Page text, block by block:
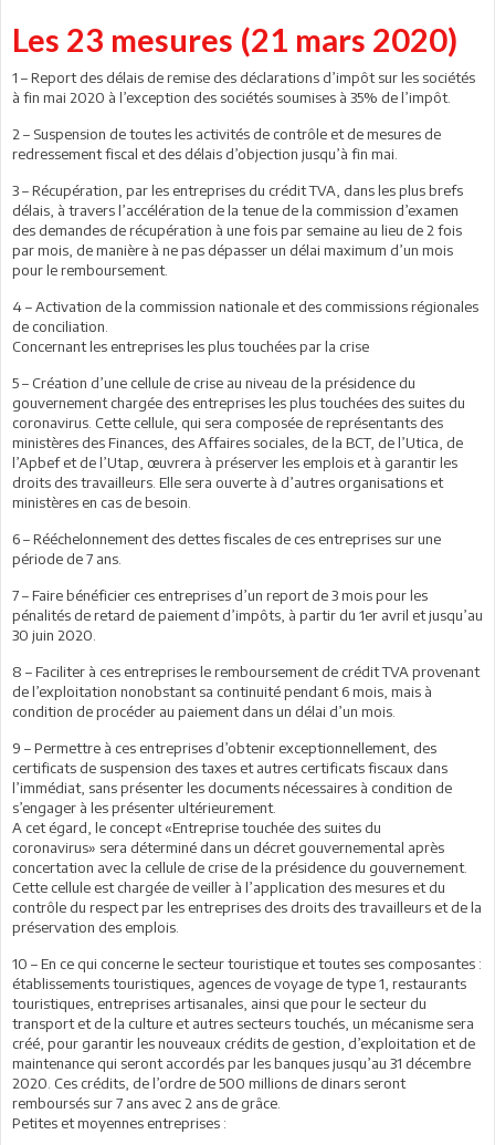
Les 23 mesures (21 mars 2020)
1 – Report des délais de remise des déclarations d’impôt sur les sociétés
à fin mai 2020 à l’exception des sociétés soumises à 35% de l’impôt.
2 – Suspension de toutes les activités de contrôle et de mesures de
redressement fiscal et des délais d’objection jusqu’à fin mai.
3 – Récupération, par les entreprises du crédit TVA, dans les plus brefs
délais, à travers l’accélération de la tenue de la commission d’examen
des demandes de récupération à une fois par semaine au lieu de 2 fois
par mois, de manière à ne pas dépasser un délai maximum d’un mois
pour le remboursement.
4 – Activation de la commission nationale et des commissions régionales
de conciliation.
Concernant les entreprises les plus touchées par la crise
5 – Création d’une cellule de crise au niveau de la présidence du
gouvernement chargée des entreprises les plus touchées des suites du
coronavirus. Cette cellule, qui sera composée de représentants des
ministères des Finances, des Affaires sociales, de la BCT, de l’Utica, de
l’Apbef et de l’Utap, œuvrera à préserver les emplois et à garantir les
droits des travailleurs. Elle sera ouverte à d’autres organisations et
ministères en cas de besoin.
6 – Rééchelonnement des dettes fiscales de ces entreprises sur une
période de 7 ans.
7 – Faire bénéficier ces entreprises d’un report de 3 mois pour les
pénalités de retard de paiement d’impôts, à partir du 1er avril et jusqu’au
30 juin 2020.
8 – Faciliter à ces entreprises le remboursement de crédit TVA provenant
de l’exploitation nonobstant sa continuité pendant 6 mois, mais à
condition de procéder au paiement dans un délai d’un mois.
9 – Permettre à ces entreprises d’obtenir exceptionnellement, des
certificats de suspension des taxes et autres certificats fiscaux dans
l’immédiat, sans présenter les documents nécessaires à condition de
s’engager à les présenter ultérieurement.
A cet égard, le concept «Entreprise touchée des suites du
coronavirus» sera déterminé dans un décret gouvernemental après
concertation avec la cellule de crise de la présidence du gouvernement.
Cette cellule est chargée de veiller à l’application des mesures et du
contrôle du respect par les entreprises des droits des travailleurs et de la
préservation des emplois.
10 – En ce qui concerne le secteur touristique et toutes ses composantes :
établissements touristiques, agences de voyage de type 1, restaurants
touristiques, entreprises artisanales, ainsi que pour le secteur du
transport et de la culture et autres secteurs touchés, un mécanisme sera
créé, pour garantir les nouveaux crédits de gestion, d’exploitation et de
maintenance qui seront accordés par les banques jusqu’au 31 décembre
2020. Ces crédits, de l’ordre de 500 millions de dinars seront
remboursés sur 7 ans avec 2 ans de grâce.
Petites et moyennes entreprises :